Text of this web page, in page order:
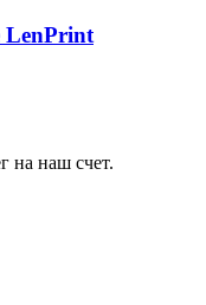
LenPrint
на наш счет.